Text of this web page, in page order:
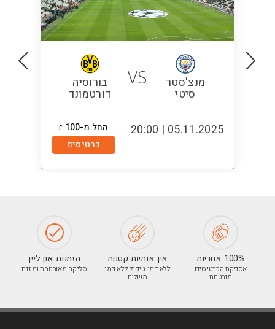
מנצ'סטר
סיטי
VS בורוסיה
דורטמונד
05.11.2025 | 20:00 החל מ-100 £
כרטיסים
100% אחריות
אספקת הכרטיסים
מובטחת
אין אותיות קטנות
ללא דמי טיפול ללא דמי
משלוח
הזמנות און ליין
סליקה מאובטחת ומוגנת